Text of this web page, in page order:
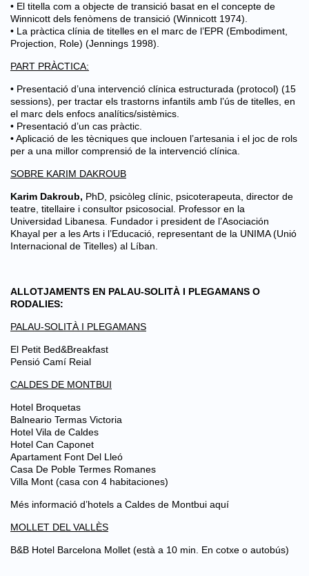
• El titella com a objecte de transició basat en el concepte de
Winnicott dels fenòmens de transició (Winnicott 1974).
• La pràctica clínia de titelles en el marc de l’EPR (Embodiment,
Projection, Role) (Jennings 1998).
PART PRÀCTICA:
• Presentació d’una intervenció clínica estructurada (protocol) (15
sessions), per tractar els trastorns infantils amb l’ús de titelles, en
el marc dels enfocs analítics/sistèmics.
• Presentació d’un cas pràctic.
• Aplicació de les tècniques que inclouen l’artesania i el joc de rols
per a una millor comprensió de la intervenció clínica.
SOBRE KARIM DAKROUB
Karim Dakroub, PhD, psicòleg clínic, psicoterapeuta, director de
teatre, titellaire i consultor psicosocial. Professor en la
Universidad Libanesa. Fundador i president de l’Asociación
Khayal per a les Arts i l’Educació, representant de la UNIMA (Unió
Internacional de Titelles) al Líban.
ALLOTJAMENTS EN PALAU-SOLITÀ I PLEGAMANS O
RODALIES:
PALAU-SOLITÀ I PLEGAMANS
El Petit Bed&Breakfast
Pensió Camí Reial
CALDES DE MONTBUI
Hotel Broquetas
Balneario Termas Victoria
Hotel Vila de Caldes
Hotel Can Caponet
Apartament Font Del Lleó
Casa De Poble Termes Romanes
Villa Mont (casa con 4 habitaciones)
Més informació d’hotels a Caldes de Montbui aquí
MOLLET DEL VALLÈS
B&B Hotel Barcelona Mollet (està a 10 min. En cotxe o autobús)